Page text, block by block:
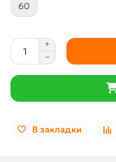
60
В закладки